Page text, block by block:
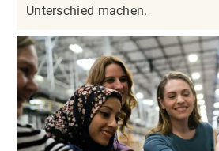
Unterschied machen.